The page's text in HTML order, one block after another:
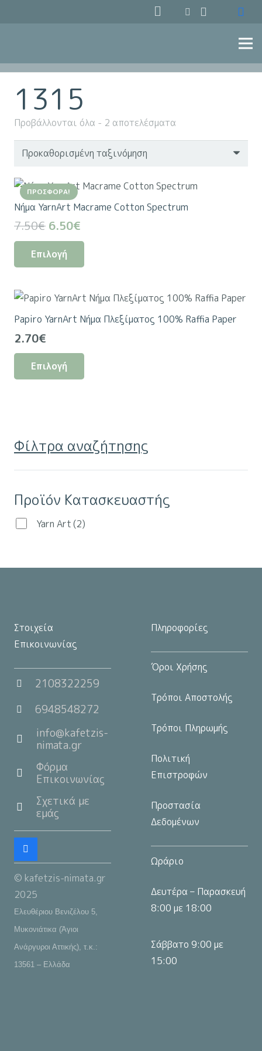
1315
Προβάλλονται όλα - 2 αποτελέσματα
ΠΡΟΣΦΟΡΆ!
Nήμα YarnArt Macrame Cotton Spectrum
7.50€ Original
price
was:
7.50€.
6.50€
τρέχουσα
είναι:
Επιλογή
πολλαπλές
παραλλαγές.
σελίδα
του
προϊόντος
Papiro YarnArt Νήμα Πλεξίματος 100% Raffia Paper
2.70€
Επιλογή
Οι
επιλογές
να
του
Φίλτρα αναζήτησης
Προϊόν Κατασκευαστής
Yarn Art(2)
Στοιχεία
Επικοινωνίας
2108322259
6948548272
info@kafetzis-
nimata.gr
Φόρμα
Επικοινωνίας
Σχετικά με
εμάς
© kafetzis-nimata.gr
2025
Ελευθέριου Βενιζέλου 5,
Μυκονιάτικα (Άγιοι
Ανάργυροι Αττικής), τ.κ.:
13561 – Ελλάδα
Πληροφορίες
Όροι Χρήσης
Τρόποι Αποστολής
Τρόποι Πληρωμής
Πολιτική
Επιστροφών
Προστασία
Δεδομένων
Ωράριο
Δευτέρα – Παρασκευή
8:00 με 18:00
Σάββατο 9:00 με
15:00